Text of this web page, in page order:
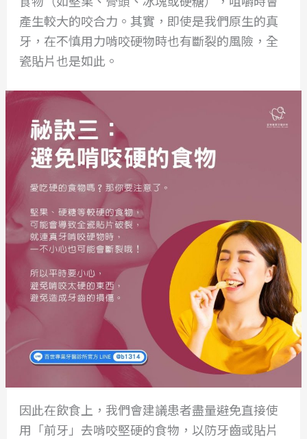
產生較大的咬合力。其實，即使是我們原生的真
牙，在不慎用力啃咬硬物時也有斷裂的風險，全
瓷貼片也是如此。
因此在飲食上，我們會建議患者盡量避免直接使
用「前牙」去啃咬堅硬的食物，以防牙齒或貼片